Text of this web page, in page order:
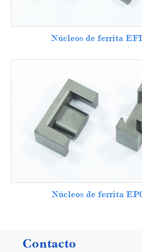
Núcleos de ferrita
Núcleos de ferrita
Contacto